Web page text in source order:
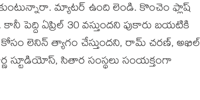
మ్యాటర్ ఉంది లెండి. కొంచెం ఫ్లాష్
పెద్ది ఏప్రిల్ 30 వస్తుందని పుకారు బయటికి
లెనిన్ త్యాగం చేస్తుందని, రామ్ చరణ్, అఖిల్
స్టూడియోస్, సితార సంస్థలు సంయక్తంగా